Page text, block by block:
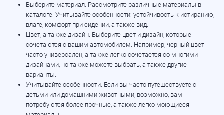
Выберите материал. Рассмотрите различные материалы в
каталоге. Учитывайте особенности: устойчивость к истиранию,
влаге, комфорт при сидении, а также вид.
Цвет, а также дизайн. Выберите цвет и дизайн, которые
сочетаются с вашим автомобилем. Например, черный цвет
часто универсален, а также легко сочетается со многими
дизайнами, но также можете выбрать, а также другие
варианты.
Учитывайте особенности. Если вы часто путешествуете с
детьми или домашними животными, возможно, вам
потребуются более прочные, а также легко моющиеся